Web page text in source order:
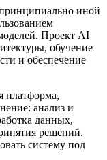
иной
Проект AI
обучение
и обеспечение
платформа,
анализ и
данных,
решений.
систему под